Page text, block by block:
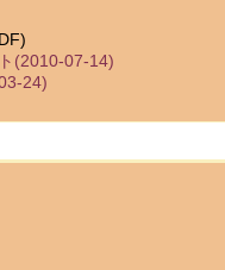
(2010-07-14)
24)